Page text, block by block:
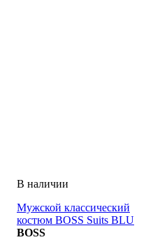
Мужской классический
костюм BOSS Suits BLU
BOSS